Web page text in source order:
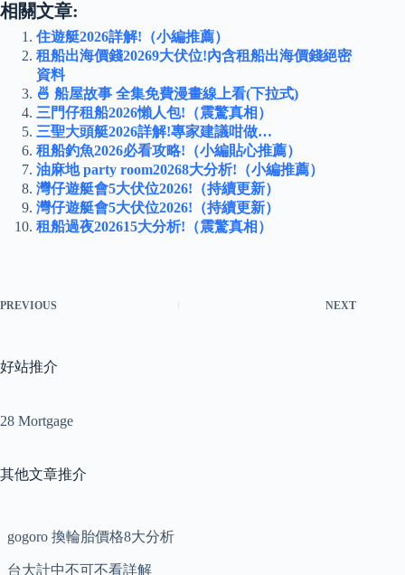
相關文章:
住遊艇2026詳解!（小編推薦）
租船出海價錢20269大伏位!內含租船出海價錢絕密
資料
🍜 船屋故事 全集免費漫畫線上看(下拉式)
三門仔租船2026懶人包!（震驚真相）
三聖大頭艇2026詳解!專家建議咁做…
租船釣魚2026必看攻略!（小編貼心推薦）
油麻地 party room20268大分析!（小編推薦）
灣仔遊艇會5大伏位2026!（持續更新）
灣仔遊艇會5大伏位2026!（持續更新）
租船過夜202615大分析!（震驚真相）
PREVIOUS NEXT
好站推介
28 Mortgage
其他文章推介
gogoro 換輪胎價格8大分析
台大計中不可不看詳解